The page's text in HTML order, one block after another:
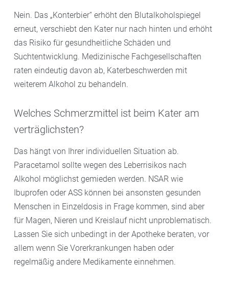
Nein. Das „Konterbier“ erhöht den Blutalkoholspiegel
erneut, verschiebt den Kater nur nach hinten und erhöht
das Risiko für gesundheitliche Schäden und
Suchtentwicklung. Medizinische Fachgesellschaften
raten eindeutig davon ab, Katerbeschwerden mit
weiterem Alkohol zu behandeln.
Welches Schmerzmittel ist beim Kater am
verträglichsten?
Das hängt von Ihrer individuellen Situation ab.
Paracetamol sollte wegen des Leberrisikos nach
Alkohol möglichst gemieden werden. NSAR wie
Ibuprofen oder ASS können bei ansonsten gesunden
Menschen in Einzeldosis in Frage kommen, sind aber
für Magen, Nieren und Kreislauf nicht unproblematisch.
Lassen Sie sich unbedingt in der Apotheke beraten, vor
allem wenn Sie Vorerkrankungen haben oder
regelmäßig andere Medikamente einnehmen.